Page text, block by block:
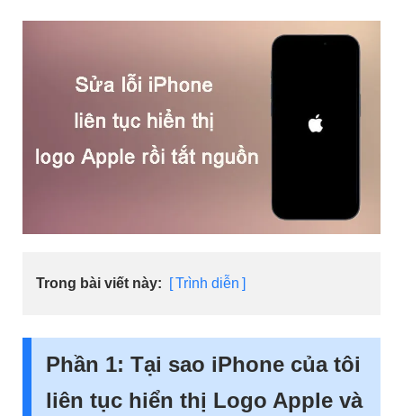
Trong bài viết này: Trình diễn
Phần 1: Tại sao iPhone của tôi
liên tục hiển thị Logo Apple và